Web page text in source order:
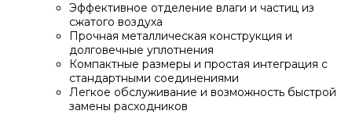
Эффективное отделение влаги и частиц из
сжатого воздуха
Прочная металлическая конструкция и
долговечные уплотнения
Компактные размеры и простая интеграция с
стандартными соединениями
Легкое обслуживание и возможность быстрой
замены расходников